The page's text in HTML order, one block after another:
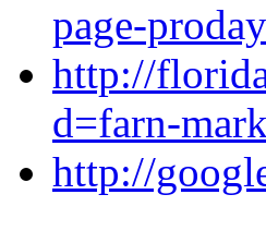
page-
http://
d=farn-
http://